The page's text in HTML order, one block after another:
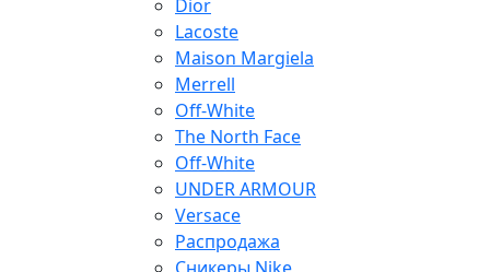
Dior
Lacoste
Maison Margiela
Merrell
Off-White
The North Face
Off-White
UNDER ARMOUR
Versace
Распродажа